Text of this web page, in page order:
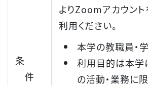
条
件
よりZoomアカウン
利用ください。
本学の教職員・
利用目的は本学
の活動・業務に